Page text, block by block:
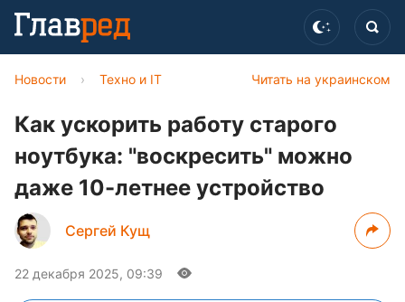
Читать на украинском
Новости › Техно и IT
Как ускорить работу старого
ноутбука: "воскресить" можно
даже 10-летнее устройство
Сергей Кущ
22 декабря 2025, 09:39